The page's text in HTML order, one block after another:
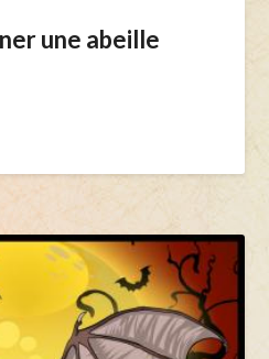
une abeille